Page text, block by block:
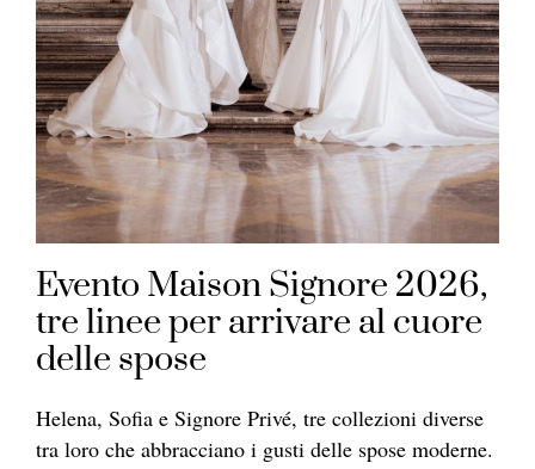
Evento Maison Signore 2026,
tre linee per arrivare al cuore
delle spose
Helena, Sofia e Signore Privé, tre collezioni diverse
tra loro che abbracciano i gusti delle spose moderne.